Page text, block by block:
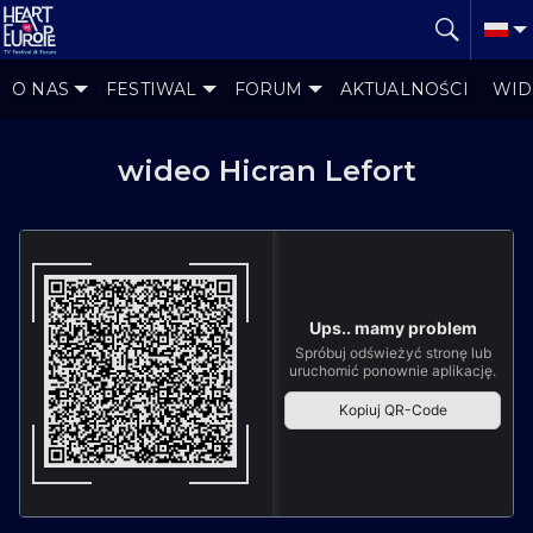
O NAS FESTIWAL FORUM AKTUALNOŚCI
wideo Hicran Lefort